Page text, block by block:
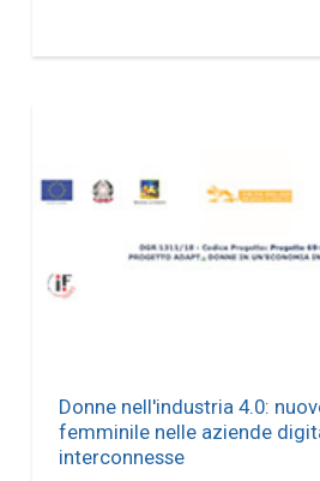
Donne nell'industria 4.0:
femminile nelle aziende
interconnesse